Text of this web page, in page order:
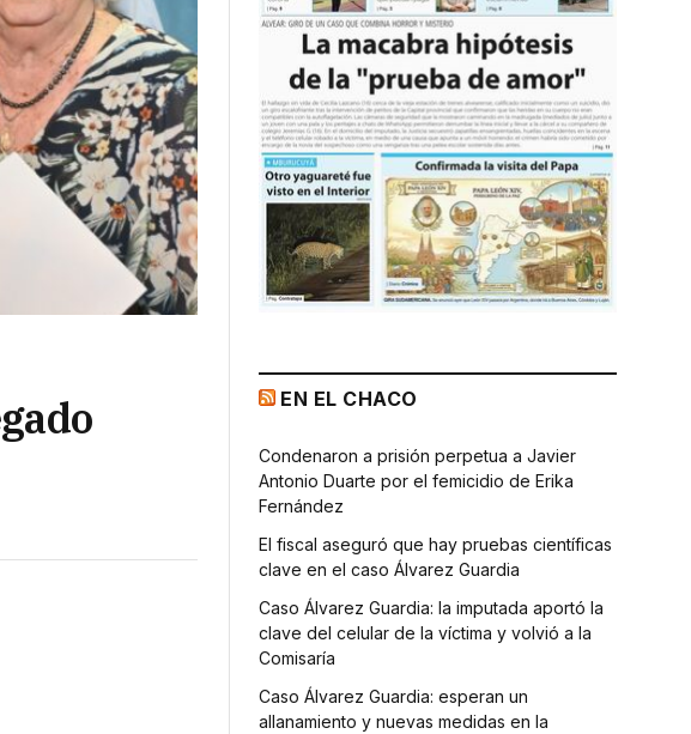
EN EL CHACO
Condenaron a prisión perpetua a Javier
Antonio Duarte por el femicidio de Erika
Fernández
El fiscal aseguró que hay pruebas científicas
clave en el caso Álvarez Guardia
Caso Álvarez Guardia: la imputada aportó la
clave del celular de la víctima y volvió a la
Comisaría
Caso Álvarez Guardia: esperan un
allanamiento y nuevas medidas en la